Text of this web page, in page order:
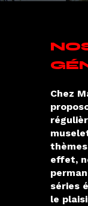
Chez
effet,
séries
le